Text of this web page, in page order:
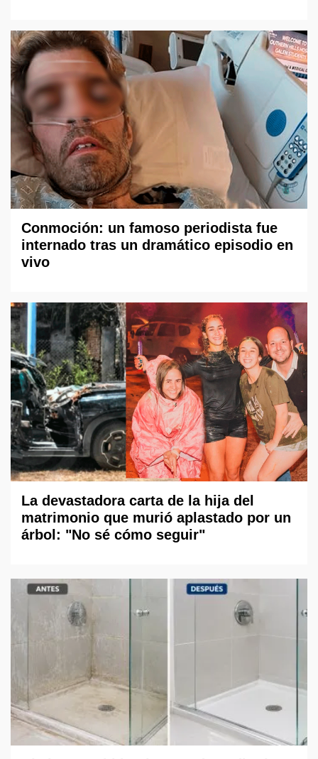
Conmoción: un famoso periodista fue
internado tras un dramático episodio en
vivo
La devastadora carta de la hija del
matrimonio que murió aplastado por un
árbol: "No sé cómo seguir"